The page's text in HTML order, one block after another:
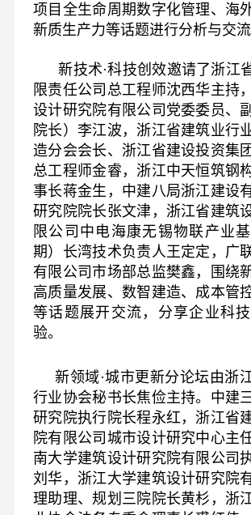
项目全生命周期数字化管理、海
新质生产力等话题进行分析与交流
新技术·科技创效邀请了浙江
限责任公司总工程师沈西华主持
设计研究院有限公司党委委员、
院长）李江波，浙江省建筑业行
造分会会长、浙江省建设投资集
总工程师金睿，浙江中天恒筑钢
事长蒋金生，中建八局浙江建设
研究院院长张文津，浙江省建筑
限公司中电海康无锡物联产业
期）长湾技术负责人王定定，广
有限公司市场部总监樊鑫，围绕
高质量发展、数智建造、成本管
等话题展开交流，分享企业科
验。
新领域·城市更新分论坛由浙
行业协会秘书长焦俭主持。中建
研究院执行院长程永红，浙江省
院有限公司城市设计研究中心主
南大学建筑设计研究院有限公司
刘华，浙江大学建筑设计研究院
理助理、规划三院院长黄杉，浙